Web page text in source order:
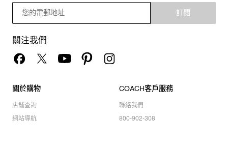
訂閱
關注我們
關於購物
店舖查詢
網站導航
COACH客戶服務
聯絡我們
800-902-308